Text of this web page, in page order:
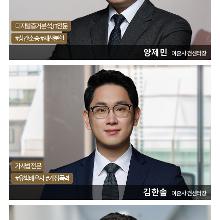
디지털증거분석, IT전문
#상간소송 #재산분할
양제민 이혼사건센터장
가사법전문
#유책배우자 #가정폭력
김한솔 이혼사건센터장